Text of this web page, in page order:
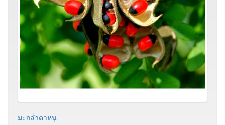
มะกล่ำตาหนู